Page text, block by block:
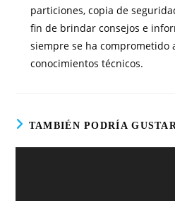
particiones, copia de
fin de brindar consejos e
siempre se ha comprometido
conocimientos técnicos.
TAMBIÉN PODRÍA